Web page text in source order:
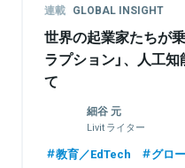
連載 GLOBAL INSIGHT
世界の起業家たちが
ラプション」、人工
て
細谷 元
Livit ライター
教育／EdTech グロ